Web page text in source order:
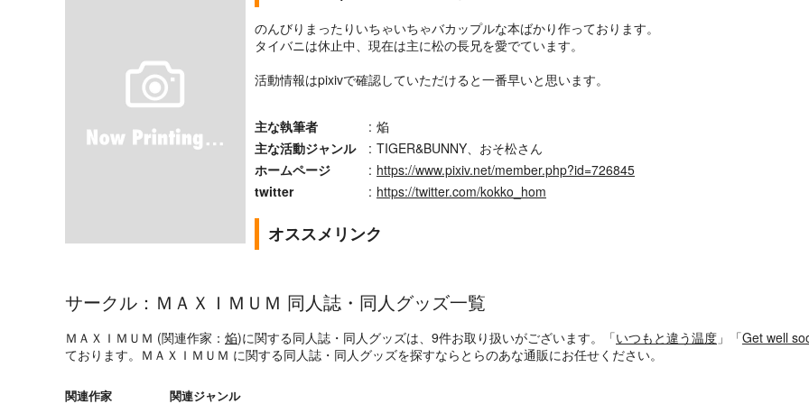
のんびりまったりいちゃいちゃバカップルな本ばかり作っております。
タイバニは休止中、現在は主に松の長兄を愛でています。
活動情報はpixivで確認していただけると一番早いと思います。
主な執筆者 : 焔
主な活動ジャンル
: TIGER&BUNNY、おそ松さん
ホームページ
: https://www.pixiv.net/member.php?id=726845
twitter
: https://twitter.com/kokko_hom
オススメリンク
サークル：ＭＡＸＩＭＵＭ 同人誌・同人グッズ一覧
ＭＡＸＩＭＵＭ (関連作家： 焔)に関する同人誌・同人グッズは、9件お取り扱いがございます。「いつもと違う温度 」「Get well
ております。ＭＡＸＩＭＵＭ に関する同人誌・同人グッズを探すならとらのあな通販にお任せください。
関連作家 関連ジャンル